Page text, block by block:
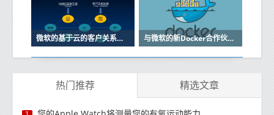
微软的基于云的客户关系管理软件Dynamics CRM Online将紧随其后 与微软的新Docker合作伙伴关系是对工作的扩展该工作于今年初开始
热门推荐 精选文章